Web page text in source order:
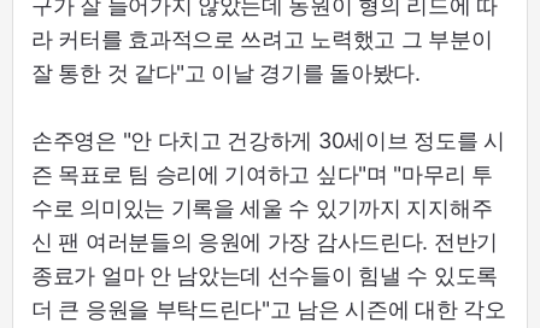
라 커터를 효과적으로 쓰려고 노력했고 그 부분이
잘 통한 것 같다"고 이날 경기를 돌아봤다.
손주영은 "안 다치고 건강하게 30세이브 정도를 시
즌 목표로 팀 승리에 기여하고 싶다"며 "마무리 투
수로 의미있는 기록을 세울 수 있기까지 지지해주
신 팬 여러분들의 응원에 가장 감사드린다. 전반기
종료가 얼마 안 남았는데 선수들이 힘낼 수 있도록
더 큰 응원을 부탁드린다"고 남은 시즌에 대한 각오